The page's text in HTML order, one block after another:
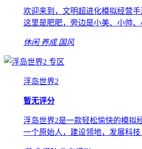
欢迎来到，文明超进化模拟经营手
这里是肥肥，旁边是小美、小帅、
休闲 养成 国风
专区
浮岛世界2
暂无评分
浮岛世界2是一款轻松愉快的模拟
一个原始人，建设领地，发展科技